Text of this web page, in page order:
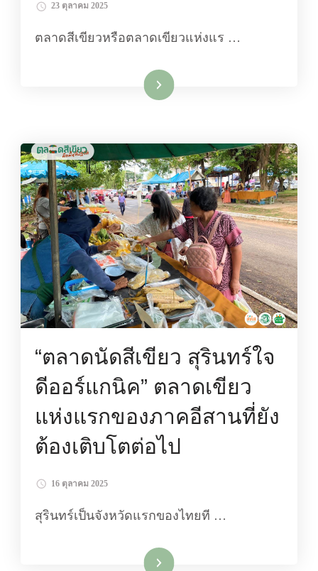
23 ตุลาคม 2025
ตลาดสีเขียวหรือตลาดเขียวแห่งแร …
อ่านเพิ่มเติม
“ตลาดนัดสีเขียว สุรินทร์ใจ
ดีออร์แกนิค” ตลาดเขียว
แห่งแรกของภาคอีสานที่ยัง
ต้องเติบโตต่อไป
16 ตุลาคม 2025
สุรินทร์เป็นจังหวัดแรกของไทยที …
อ่านเพิ่มเติม